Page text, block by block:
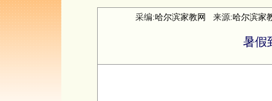
采编:哈尔滨家教网 来源:哈尔滨家
暑假